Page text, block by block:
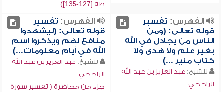
طه [127-135])
الفهرس: تفسير
قوله تعالى: (ومن
الناس من يجادل في الله
بغير علم ولا هدى ولا
كتاب منير ...)
للشيخ: عبد العزيز بن عبد الله
الراجحي
الفهرس: تفسير
قوله تعالى: (ليشهدوا
منافع لهم ويذكروا اسم
الله في أيام معلومات...)
للشيخ: عبد العزيز بن عبد الله
الراجحي
جزء من محاضرة ( تفسير سورة